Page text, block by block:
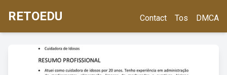
RETOEDU Contact Tos DMCA